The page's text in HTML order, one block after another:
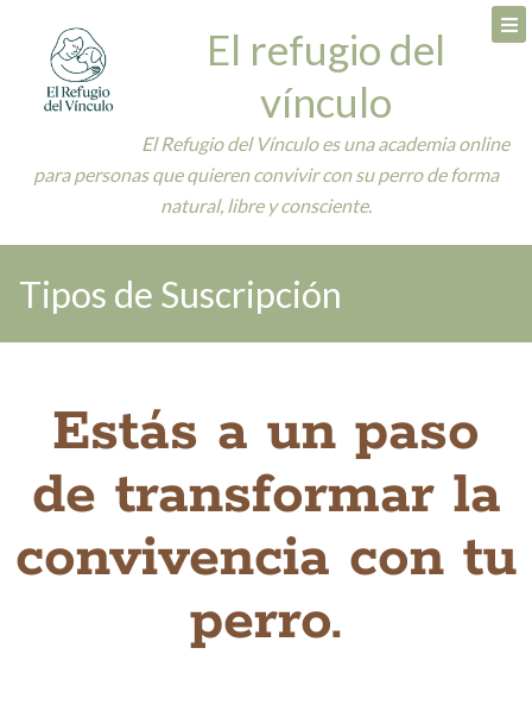
El refugio del
vínculo
El Refugio del Vínculo es una academia online
para personas que quieren convivir con su perro de forma
natural, libre y consciente.
Tipos de Suscripción
Estás a un paso
de transformar la
convivencia con tu
perro.